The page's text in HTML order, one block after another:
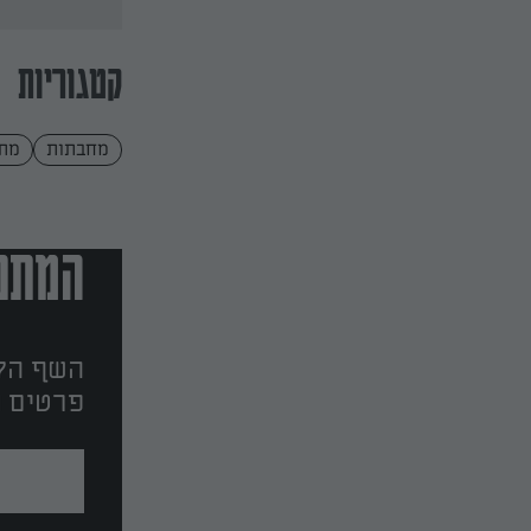
קטגוריות
מחבתות
השף
פרטים